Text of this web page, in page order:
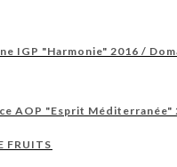
IGP "Harmonie" 2016 /
AOP "Esprit Méditerranée"
FRUITS